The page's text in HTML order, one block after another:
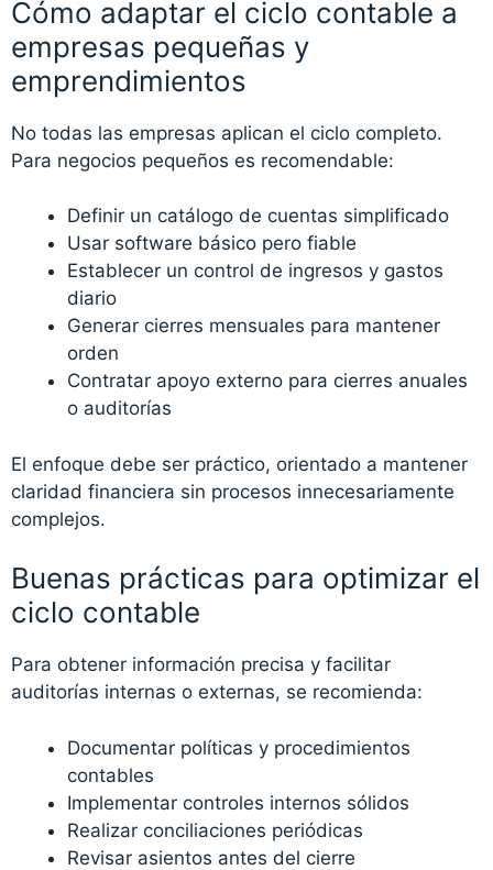
Cómo adaptar el ciclo contable a
empresas pequeñas y
emprendimientos
No todas las empresas aplican el ciclo completo.
Para negocios pequeños es recomendable:
Definir un catálogo de cuentas simplificado
Usar software básico pero fiable
Establecer un control de ingresos y gastos
diario
Generar cierres mensuales para mantener
orden
Contratar apoyo externo para cierres anuales
o auditorías
El enfoque debe ser práctico, orientado a mantener
claridad financiera sin procesos innecesariamente
complejos.
Buenas prácticas para optimizar el
ciclo contable
Para obtener información precisa y facilitar
auditorías internas o externas, se recomienda:
Documentar políticas y procedimientos
contables
Implementar controles internos sólidos
Realizar conciliaciones periódicas
Revisar asientos antes del cierre